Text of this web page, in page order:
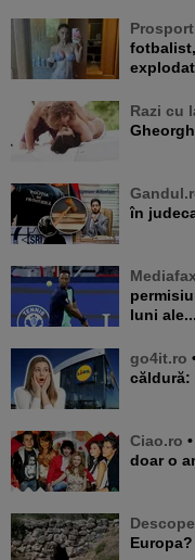
Razi cu
în
Mediafax
luni ale...
go4it.ro • O jucărie
căldură:
Ciao.ro • Poveştile de iubire care au rămas
doar o
Europa?